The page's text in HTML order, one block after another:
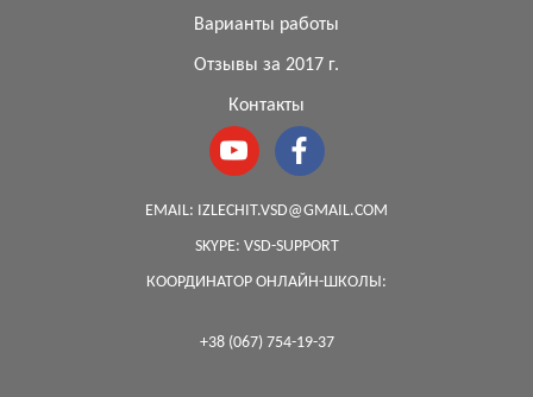
Варианты работы
Отзывы за 2017 г.
Контакты
EMAIL: IZLECHIT.VSD@GMAIL.COM
SKYPE: VSD-SUPPORT
КООРДИНАТОР ОНЛАЙН-ШКОЛЫ:
+38 (067) 754-19-37